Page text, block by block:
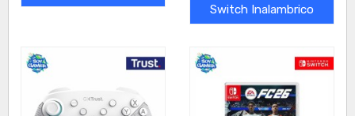
Switch Inalambrico